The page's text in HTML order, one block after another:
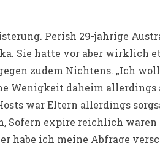
Perish 29-jahrige
Sie hatte vor aber wirklich
zudem Nichtens. „Ich
Wenigkeit daheim allerdings
war Eltern allerdings
Sofern expire reichlich waren
habe ich meine Abfrage